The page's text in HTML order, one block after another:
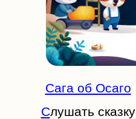
Сага об Осаго
Слушать сказку